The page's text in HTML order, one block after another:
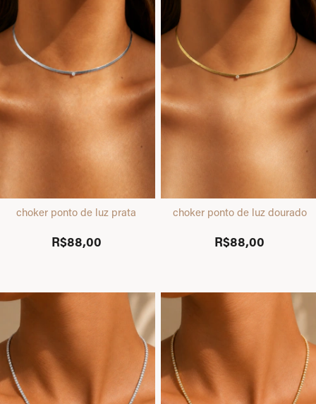
choker ponto de luz prata
R$88,00
choker ponto de luz dourado
R$88,00